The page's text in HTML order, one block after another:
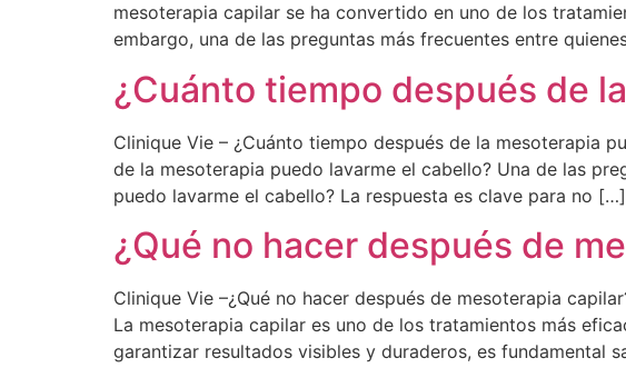
mesoterapia capilar se ha convertido en uno de los
embargo, una de las preguntas más frecuentes entre
¿Cuánto tiempo después de
Clinique Vie – ¿Cuánto tiempo después de la mesoterapia
de la mesoterapia puedo lavarme el cabello? Una de las
puedo lavarme el cabello? La respuesta es clave para no […]
¿Qué no hacer después de
Clinique Vie –¿Qué no hacer después de mesoterapia
La mesoterapia capilar es uno de los tratamientos más
garantizar resultados visibles y duraderos, es fundamental